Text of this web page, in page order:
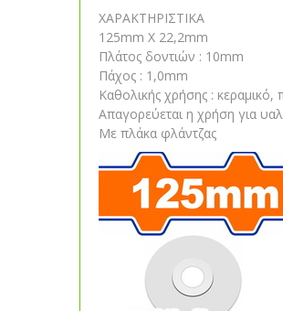
ΧΑΡΑΚΤΗΡΙΣΤΙΚΑ
125mm X 22,2mm
Πλάτος δοντιών : 10mm
Πάχος : 1,0mm
Καθολικής χρήσης :
Απαγορεύεται η χρήση για
Με πλάκα φλάντζας